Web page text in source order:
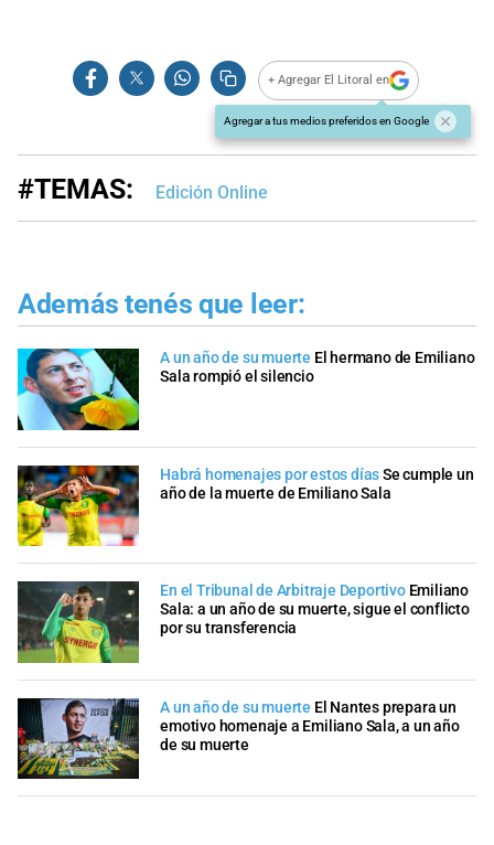
+ Agregar El Litoral en
Agregar a tus medios preferidos en Google
#TEMAS: Edición Online
Además tenés que leer:
A un año de su muerte El hermano de Emiliano
Sala rompió el silencio
Habrá homenajes por estos díasSe cumple un
año de la muerte de Emiliano Sala
En el Tribunal de Arbitraje Deportivo Emiliano
Sala: a un año de su muerte, sigue el conflicto
por su transferencia
A un año de su muerte El Nantes prepara un
emotivo homenaje a Emiliano Sala, a un año
de su muerte